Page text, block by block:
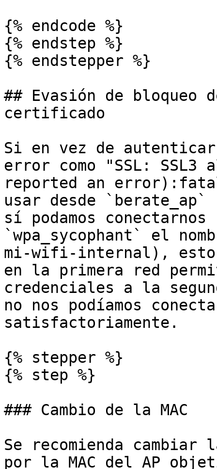
{% endcode %}
{% endstep %}
{% endstepper %}
## Evasión de bloqueo
certificado
Si en vez de
error como "SSL:
reported an
usar desde
sí podamos
`wpa_sycophant` el
mi-wifi-internal), esto
en la primera red
credenciales a la
no nos podíamos
satisfactoriamente.
{% stepper %}
{% step %}
### Cambio de la MAC
Se recomienda cambiar
por la MAC del AP